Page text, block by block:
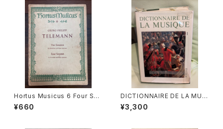
madeus Mozart】出版社：BR
EITKOPF&HÄRTEL 1987年
Hortus Musicus 6 Four Son
atas for Recorder and Bas
so Continuo【著者：Georg P
¥660
DICTIONNAIRE DE LA MUSI
QUE Ⅰ :les mens et leurs
œuvres『音楽辞典：人物とその
¥3,300